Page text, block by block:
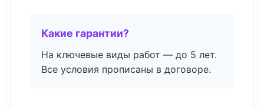
Какие гарантии?
На ключевые виды работ — до 5 лет.
Все условия прописаны в договоре.